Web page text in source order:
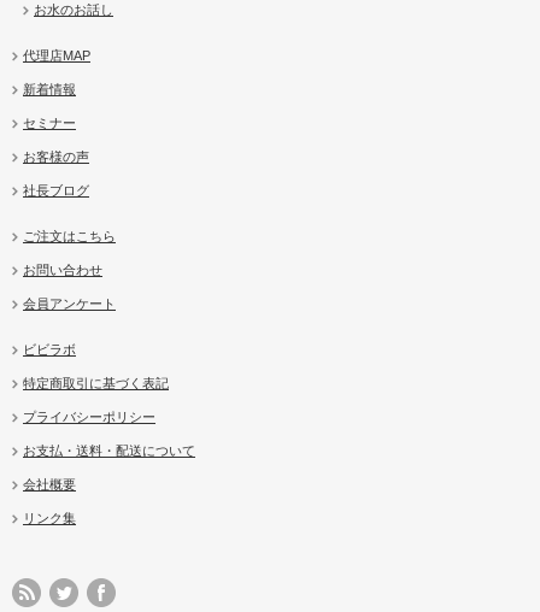
お水のお話し
代理店MAP
新着情報
セミナー
お客様の声
社長ブログ
ご注文はこちら
お問い合わせ
会員アンケート
ビビラボ
特定商取引に基づく表記
プライバシーポリシー
お支払・送料・配送について
会社概要
リンク集